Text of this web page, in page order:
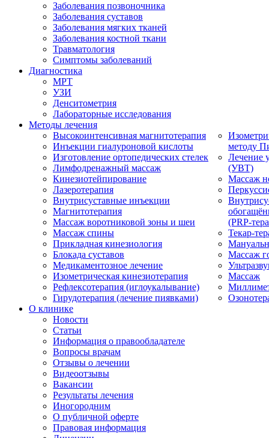
Заболевания позвоночника
Заболевания суставов
Заболевания мягких тканей
Заболевания костной ткани
Травматология
Симптомы заболеваний
Диагностика
МРТ
УЗИ
Денситометрия
Лабораторные исследования
Методы лечения
Высокоинтенсивная магнитотерапия
Инъекции гиалуроновой кислоты
Изготовление ортопедических стелек
Лимфодренажный массаж
Кинезиотейпирование
Лазеротерапия
Внутрисуставные инъекции
Магнитотерапия
Массаж воротниковой зоны и шеи
Массаж спины
Прикладная кинезиология
Блокада суставов
Медикаментозное лечение
Изометрическая кинезиотерапия
Рефлексотерапия (иглоукалывание)
Гирудотерапия (лечение пиявками)
методу
Лечение
(УВТ)
Массаж
(PRP-
Текар-
Массаж
Массаж
О клинике
Новости
Статьи
Информация о правообладателе
Вопросы врачам
Отзывы о лечении
Видеоотзывы
Вакансии
Результаты лечения
Иногородним
О публичной оферте
Правовая информация